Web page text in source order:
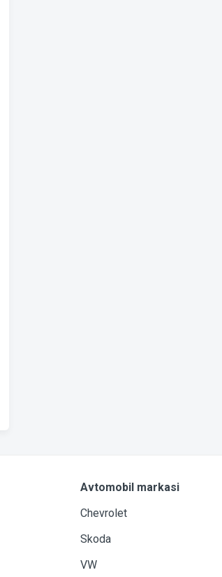
Avtomobil markasi
Chevrolet
Skoda
VW